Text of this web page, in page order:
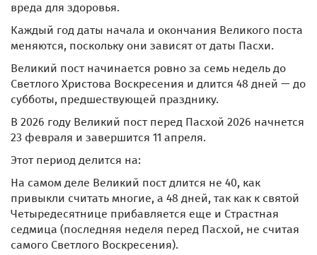
вреда для здоровья.
Каждый год даты начала и окончания Великого поста
меняются, поскольку они зависят от даты Пасхи.
Великий пост начинается ровно за семь недель до
Светлого Христова Воскресения и длится 48 дней — до
субботы, предшествующей празднику.
В 2026 году Великий пост перед Пасхой 2026 начнется
23 февраля и завершится 11 апреля.
Этот период делится на:
На самом деле Великий пост длится не 40, как
привыкли считать многие, а 48 дней, так как к святой
Четыредесятнице прибавляется еще и Страстная
седмица (последняя неделя перед Пасхой, не считая
самого Светлого Воскресения).